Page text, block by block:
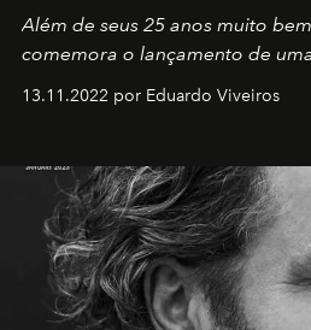
Além de seus 25 anos muito
comemora o lançamento de
13.11.2022 por Eduardo Viveiros